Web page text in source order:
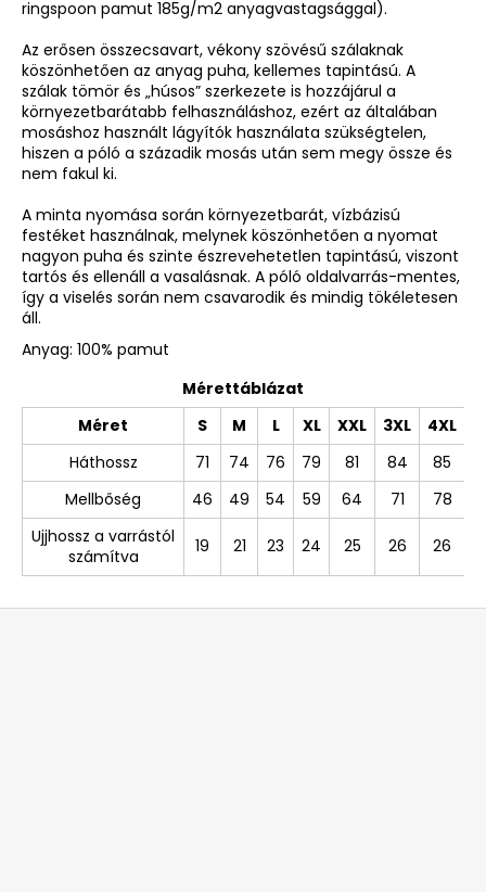
ringspoon pamut 185g/m2 anyagvastagsággal).
Az erősen összecsavart, vékony szövésű szálaknak
köszönhetően az anyag puha, kellemes tapintású. A
szálak tömör és „húsos” szerkezete is hozzájárul a
környezetbarátabb felhasználáshoz, ezért az általában
mosáshoz használt lágyítók használata szükségtelen,
hiszen a póló a századik mosás után sem megy össze és
nem fakul ki.
A minta nyomása során környezetbarát, vízbázisú
festéket használnak, melynek köszönhetően a nyomat
nagyon puha és szinte észrevehetetlen tapintású, viszont
tartós és ellenáll a vasalásnak. A póló oldalvarrás-mentes,
így a viselés során nem csavarodik és mindig tökéletesen
áll.
Anyag: 100% pamut
Mérettáblázat
Méret
S M L XL XXL 3XL
4XL
Háthossz
71 74 76 79 81 84
85
Mellbőség
46 49 54 59 64 71
78
Ujjhossz a varrástól
számítva
19 21 23 24 25 26 26
L